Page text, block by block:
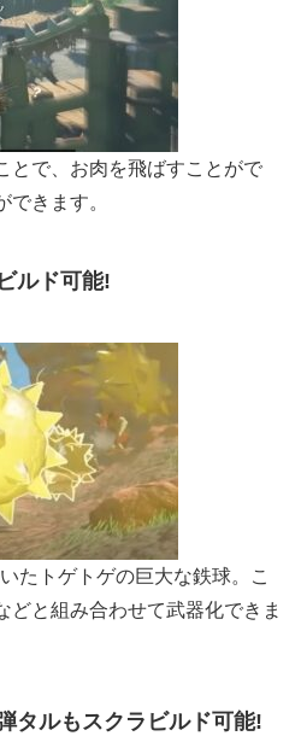
とで、お肉を飛ばすことがで
できます。
ルド可能!
たトゲトゲの巨大な鉄球。こ
どと組み合わせて武器化できま
タルもスクラビルド可能!